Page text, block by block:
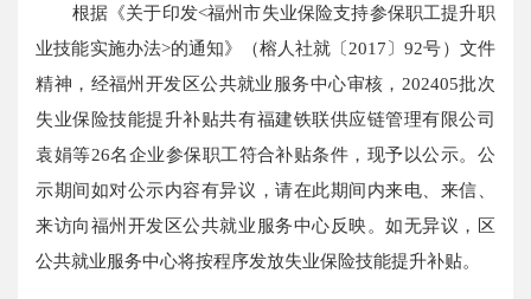
根据《关于印发<福州市失业保险支持参保职工提升职
业技能实施办法>的通知》（榕人社就〔2017〕92号）文件
精神，经福州开发区公共就业服务中心审核，202405批次
失业保险技能提升补贴共有福建铁联供应链管理有限公司
袁娟等26名企业参保职工符合补贴条件，现予以公示。公
示期间如对公示内容有异议，请在此期间内来电、来信、
来访向福州开发区公共就业服务中心反映。如无异议，区
公共就业服务中心将按程序发放失业保险技能提升补贴。